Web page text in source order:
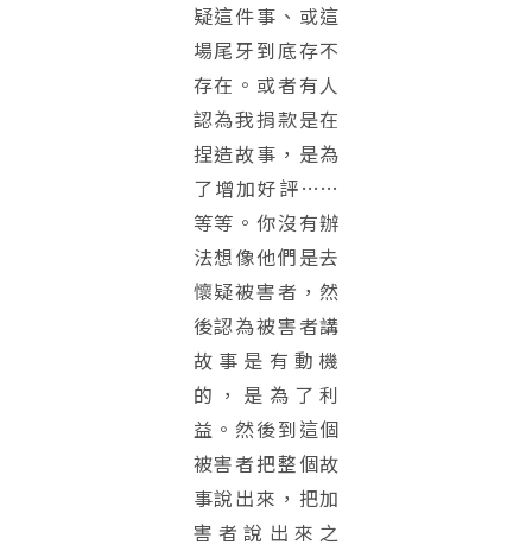
疑這件事、或這
場尾牙到底存不
存在。或者有人
認為我捐款是在
捏造故事，是為
了增加好評……
等等。你沒有辦
法想像他們是去
懷疑被害者，然
後認為被害者講
故事是有動機
的，是為了利
益。然後到這個
被害者把整個故
事說出來，把加
害者說出來之